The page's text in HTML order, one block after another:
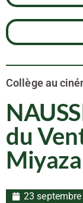
Collège au
du
23